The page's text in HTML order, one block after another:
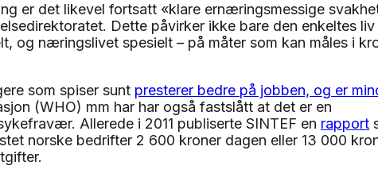
er det likevel fortsatt «klare ernæringsmessige
Dette påvirker ikke bare den enkeltes liv
og næringslivet spesielt – på måter som kan måles i
som spiser sunt presterer bedre på jobben, og er
(WHO) mm har har også fastslått at det er en
Allerede i 2011 publiserte SINTEF en rapport
norske bedrifter 2 600 kroner dagen eller 13 000